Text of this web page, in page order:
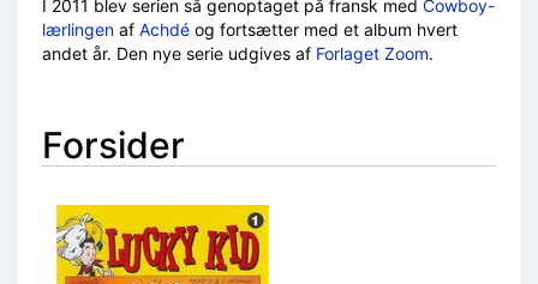
I 2011 blev serien så genoptaget på fransk med Cowboy-
lærlingen af Achdé og fortsætter med et album hvert
andet år. Den nye serie udgives af Forlaget Zoom.
Forsider